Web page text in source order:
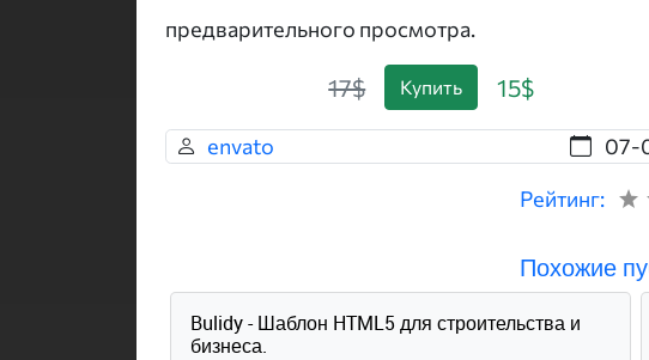
предварительного просмотра.
17$ Купить 15$
envato 07-
Рейтинг:
Похожие
Bulidy - Шаблон HTML5 для строительства и
бизнеса.